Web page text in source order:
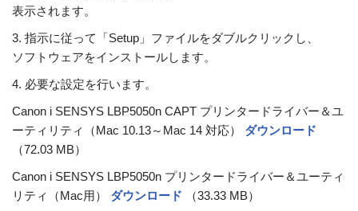
表示されます。
3. 指示に従って「Setup」ファイルをダブルクリックし、
ソフトウェアをインストールします。
4. 必要な設定を行います。
Canon i SENSYS LBP5050n CAPT プリンタードライバー＆ユ
ーティリティ（Mac 10.13～Mac 14 対応） ダウンロード
（72.03 MB）
Canon i SENSYS LBP5050n プリンタードライバー＆ユーティ
リティ（Mac用） ダウンロード
（33.33 MB）